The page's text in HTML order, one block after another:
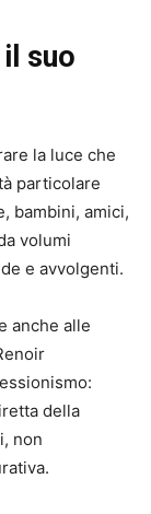
suo
la luce che
particolare
bambini, amici,
volumi
e avvolgenti.
anche alle
della
non